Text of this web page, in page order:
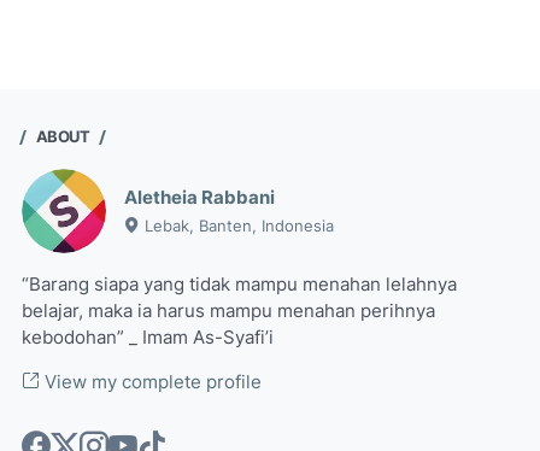
ABOUT
Aletheia Rabbani
Lebak, Banten, Indonesia
“Barang siapa yang tidak mampu menahan lelahnya
belajar, maka ia harus mampu menahan perihnya
kebodohan” _ Imam As-Syafi’i
View my complete profile